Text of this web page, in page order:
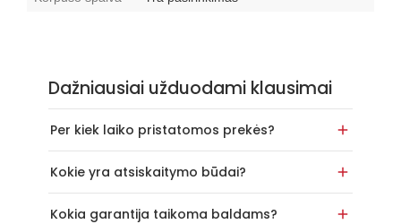
Dažniausiai užduodami klausimai
Per kiek laiko pristatomos prekės?
Kokie yra atsiskaitymo būdai?
Kokia garantija taikoma baldams?